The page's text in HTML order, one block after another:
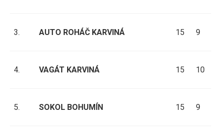
3. AUTO ROHÁČ KARVINÁ 15 9
4. VAGÁT KARVINÁ 15 10
5. SOKOL BOHUMÍN 15 9